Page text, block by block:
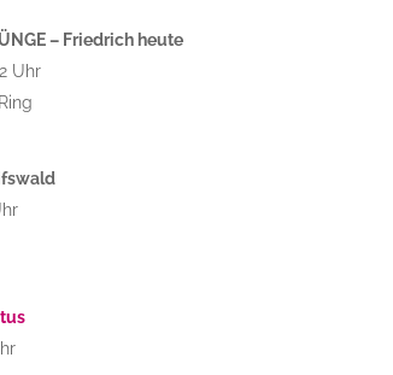
– Friedrich heute
Uhr